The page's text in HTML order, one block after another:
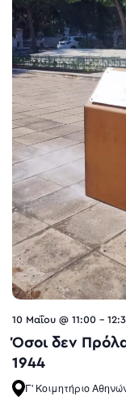
10 Μαΐου @ 11:00 -
Όσοι δεν
1944
Γ' Κοιμητήριο